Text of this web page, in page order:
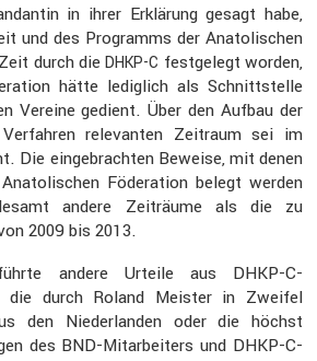
in ihrer Erklä­rung gesagt habe,
und des Programms der Anato­li­schen
durch dieDHKP-C festge­legt worden,
hätte ledig­lich als Schnitt­stelle
Vereine gedient. Über den Aufbau der
relevanten Zeitraum sei im
Die einge­brachten Beweise, mit denen
Födera­tion belegt werden
andere Zeiträume als die zu
2009 bis 2013.
andere Urteile aus DHKP-C-
die durch Roland Meister in Zweifel
den Nieder­landen oder die höchst
des BND-Mitar­bei­ters und DHKP-C-